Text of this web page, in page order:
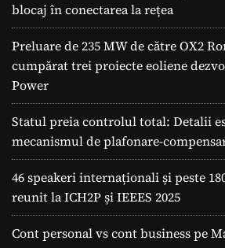
blocaj în conectarea la rețea
Preluare de 235 MW de către OX2
cumpărat trei proiecte eoliene
Power
Statul preia controlul total: Detalii
mecanismul de plafonare-
46 speakeri internaționali și peste
reunit la ICH2P și IEEES 2025
Cont personal vs cont business pe